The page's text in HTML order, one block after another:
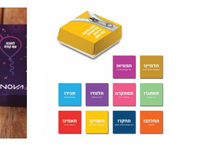
מוצרים קשורים